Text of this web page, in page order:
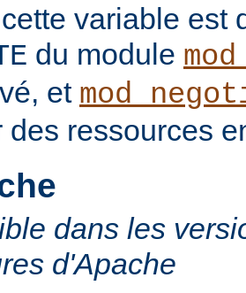
variable est
du module
et
des ressources
dans les
d'Apache